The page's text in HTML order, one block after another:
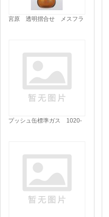
宮原 透明摺合せ メスフラ
プッシュ缶標準ガス 1020-